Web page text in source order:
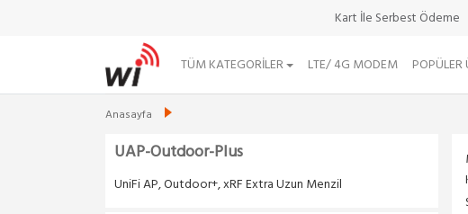
Kart İle Serbest Ödeme
TÜM KATEGORILER LTE/ 4G MODEM
Anasayfa
UAP-Outdoor-Plus
UniFi AP, Outdoor+, xRF Extra Uzun Menzil